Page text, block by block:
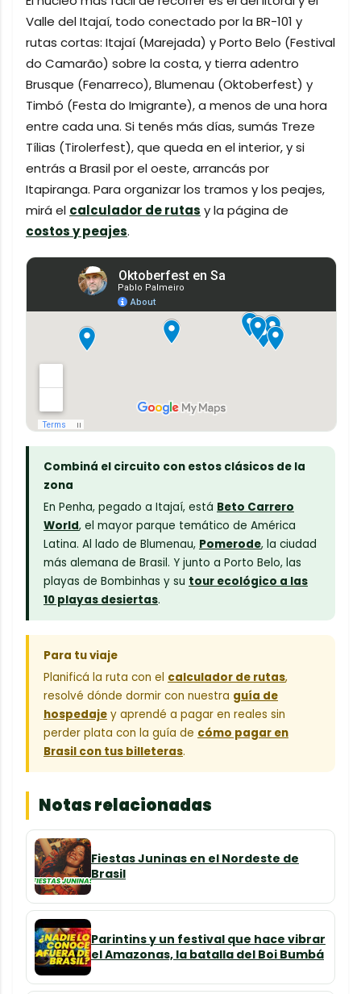
Valle del Itajaí, todo conectado por la BR-101 y
rutas cortas: Itajaí (Marejada) y Porto Belo (Festival
do Camarão) sobre la costa, y tierra adentro
Brusque (Fenarreco), Blumenau (Oktoberfest) y
Timbó (Festa do Imigrante), a menos de una hora
entre cada una. Si tenés más días, sumás Treze
Tílias (Tirolerfest), que queda en el interior, y si
entrás a Brasil por el oeste, arrancás por
Itapiranga. Para organizar los tramos y los peajes,
mirá el calculador de rutas y la página de
costos y peajes.
Combiná el circuito con estos clásicos de la
zona
En Penha, pegado a Itajaí, está Beto Carrero
World, el mayor parque temático de América
Latina. Al lado de Blumenau, Pomerode, la ciudad
más alemana de Brasil. Y junto a Porto Belo, las
playas de Bombinhas y su tour ecológico a las
10 playas desiertas.
Para tu viaje
Planificá la ruta con el calculador de rutas,
resolvé dónde dormir con nuestra guía de
hospedaje y aprendé a pagar en reales sin
perder plata con la guía de cómo pagar en
Brasil con tus billeteras.
Notas relacionadas
Fiestas Juninas en el Nordeste de
Brasil
Parintins y un festival que hace vibrar
el Amazonas, la batalla del Boi Bumbá